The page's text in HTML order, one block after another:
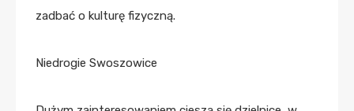
zadbać o kulturę fizyczną.
Niedrogie Swoszowice